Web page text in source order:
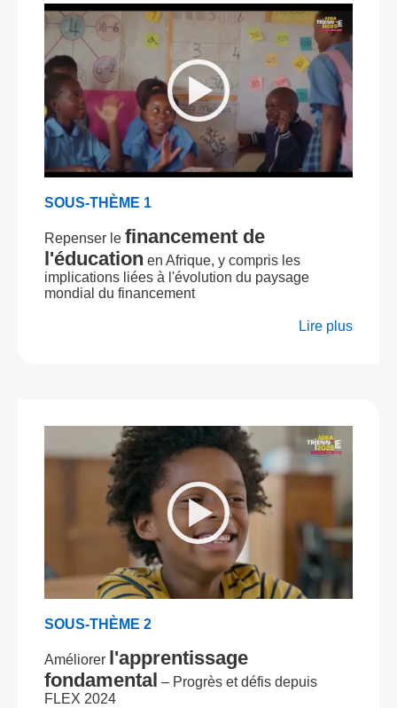
SOUS-THÈME 1
Repenser le financement de
l'éducation en Afrique, y compris les
implications liées à l'évolution du paysage
mondial du financement
Lire plus
SOUS-THÈME 2
Améliorer
l'apprentissage
fondamental – Progrès et défis depuis
FLEX 2024